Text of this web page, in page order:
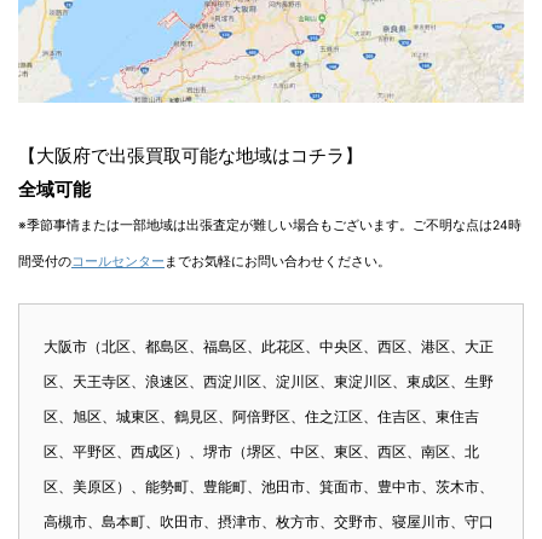
【大阪府で出張買取可能な地域はコチラ】
全域可能
※季節事情または一部地域は出張査定が難しい場合もございます。ご不明な点は24時
間受付のコールセンター までお気軽にお問い合わせください。
大阪市（北区、都島区、福島区、此花区、中央区、西区、港区、大正
区、天王寺区、浪速区、西淀川区、淀川区、東淀川区、東成区、生野
区、旭区、城東区、鶴見区、阿倍野区、住之江区、住吉区、東住吉
区、平野区、西成区）、堺市（堺区、中区、東区、西区、南区、北
区、美原区）、能勢町、豊能町、池田市、箕面市、豊中市、茨木市、
高槻市、島本町、吹田市、摂津市、枚方市、交野市、寝屋川市、守口